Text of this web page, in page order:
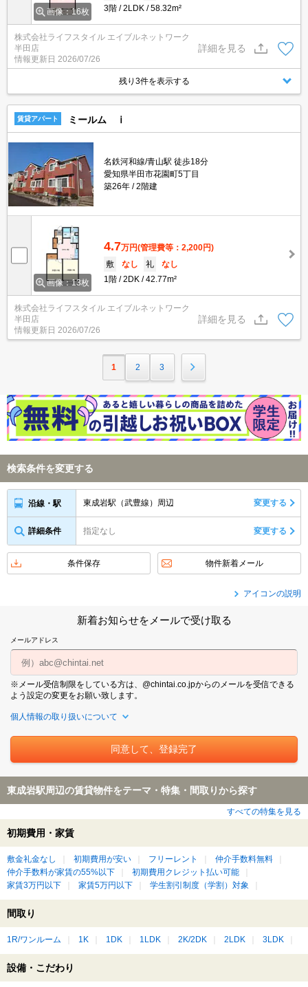
画像：16枚
3階
2LDK 58.32m²
株式会社ライフスタイル エイブルネットワーク
半田店
情報更新日 2026/07/26
詳細を見る
残り3件を表示する
賃貸アパート ミールム ⅰ
名鉄河和線/青山駅 徒歩18分
愛知県半田市花園町5丁目
築26年
2階建
画像：13枚
4.7万円(管理費等：2,200円)
敷
なし 礼
なし
1階
2DK 42.77m²
株式会社ライフスタイル エイブルネットワーク
半田店
情報更新日 2026/07/26
詳細を見る
1 2 3
検索条件を変更する
沿線・駅 東成岩駅（武豊線）周辺 変更する
詳細条件 指定なし 変更する
条件保存 物件新着メール
アイコンの説明
新着お知らせをメールで受け取る
メールアドレス
※メール受信制限をしている方は、@chintai.co.jpからのメールを受信できる
よう設定の変更をお願い致します。
個人情報の取り扱いについて
東成岩駅周辺の賃貸物件をテーマ・特集・間取りから探す
すべての特集を見る
初期費用・家賃
敷金礼金なし 初期費用が安い フリーレント
仲介手数料無料
仲介手数料が家賃の55%以下
初期費用クレジット払い可能
家賃3万円以下
家賃5万円以下 学生割引制度（学割）対象
間取り
1R/ワンルーム 1K 1DK 1LDK 2K/2DK 2LDK 3LDK
設備・こだわり